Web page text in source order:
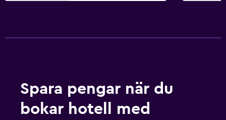
Spara pengar när du
bokar hotell med